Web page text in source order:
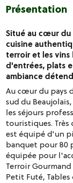
Présentation
Situé au cœur du
cuisine
terroir et les vins
d'entrées, plats
ambiance
Au cœur du pays
sud du
les séjours
touristiques.
est équipé d'un
banquet pour 80
équipée pour
Terroir
Petit Futé, Tables